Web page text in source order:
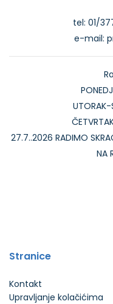
tel: 01/
e-mail:
27.7..2026 RADIMO
NA
Stranice
Kontakt
Upravljanje kolačićima